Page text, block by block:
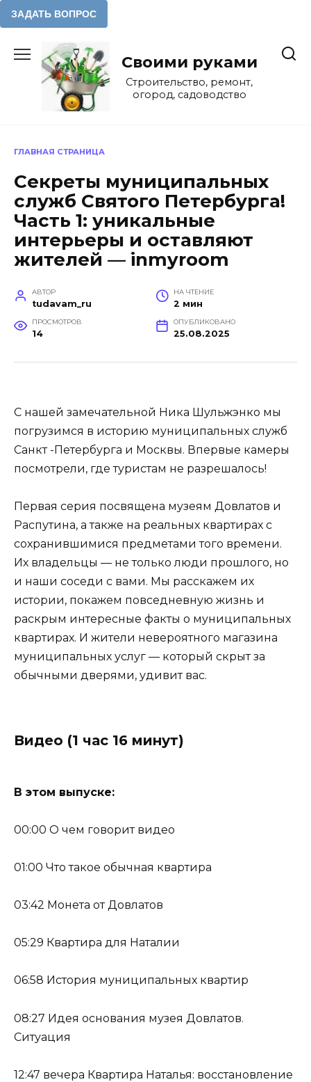
содержанию
Своими руками
Строительство, ремонт,
огород, садоводство
ГЛАВНАЯ СТРАНИЦА
Секреты муниципальных
служб Святого Петербурга!
Часть 1: уникальные
интерьеры и оставляют
жителей — inmyroom
АВТОР
tudavam_ru
НА ЧТЕНИЕ
2 мин
ПРОСМОТРОВ
14
ОПУБЛИКОВАНО
25.08.2025
С нашей замечательной Ника Шульжэнко мы
погрузимся в историю муниципальных служб
Санкт -Петербурга и Москвы. Впервые камеры
посмотрели, где туристам не разрешалось!
Первая серия посвящена музеям Довлатов и
Распутина, а также на реальных квартирах с
сохранившимися предметами того времени.
Их владельцы — не только люди прошлого, но
и наши соседи с вами. Мы расскажем их
истории, покажем повседневную жизнь и
раскрым интересные факты о муниципальных
квартирах. И жители невероятного магазина
муниципальных услуг — который скрыт за
обычными дверями, удивит вас.
Видео (1 час 16 минут)
В этом выпуске:
00:00 О чем говорит видео
01:00 Что такое обычная квартира
03:42 Монета от Довлатов
05:29 Квартира для Наталии
06:58 История муниципальных квартир
08:27 Идея основания музея Довлатов.
Ситуация
12:47 вечера Квартира Наталья: восстановление